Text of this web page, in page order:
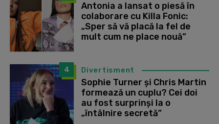
Antonia a lansat o piesă în
colaborare cu Killa Fonic:
„Sper să vă placă la fel de
mult cum ne place nouă”
4 Divertisment
Sophie Turner și Chris Martin
formează un cuplu? Cei doi
au fost surprinși la o
„întâlnire secretă”